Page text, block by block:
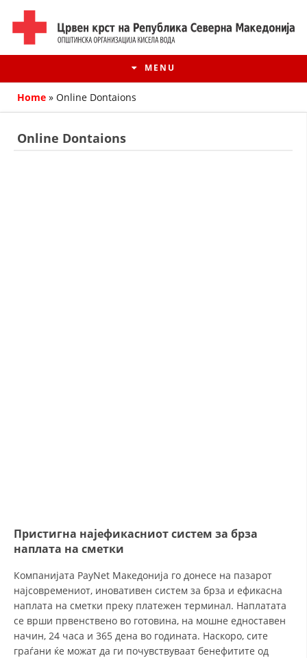
MENU
ORGANIZATIONAL DEVELOPMENT
ASSEMBLY
STRUCTURAL SET UP
DISSEMINATION
Home » Online Dontaions
Online Dontaions
Пристигна најефикасниот систем за брза
наплата на сметки
Компанијата PayNet Македонија го донесе на пазарот
најсовремениот, иновативен систем за брза и ефикасна
наплата на сметки преку платежен терминал. Наплатата
се врши првенствено во готовина, на мошне едноставен
начин, 24 часа и 365 дена во годината. Наскоро, сите
граѓани ќе можат да ги почувствуваат бенефитите од